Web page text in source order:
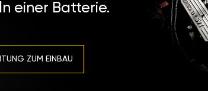
einer Batterie.
ZUM EINBAU